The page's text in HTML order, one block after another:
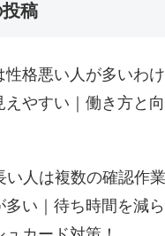
稿
性格悪い人が多いわ
えやすい｜働き方と
い人は複数の確認作
多い｜待ち時間を減